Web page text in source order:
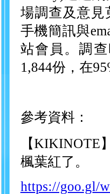
場調查及意見
手機簡訊與
站會員。調
1,844份，在
參考資料：
【KIKINOTE
楓葉紅了。
https://goo.gl/